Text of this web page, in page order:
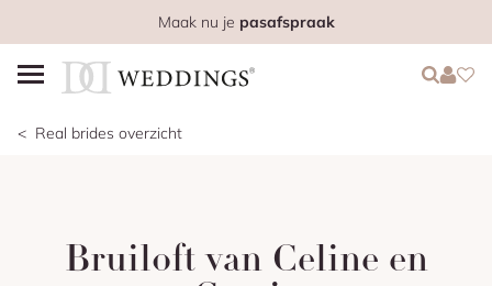
Maak nu je pasafspraak
Login
Login
Real brides overzicht
Bruiloft van Celine en